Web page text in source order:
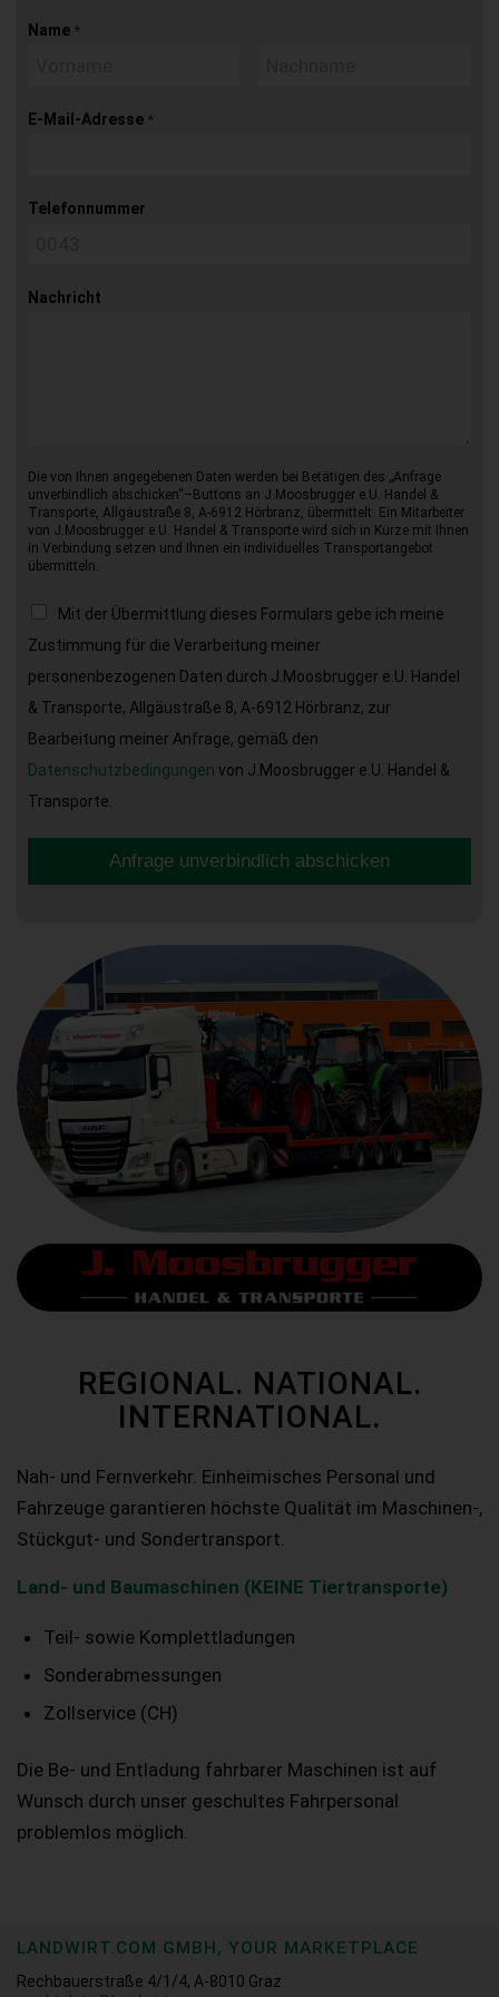
Name *
E-Mail-Adresse *
Telefonnummer
Nachricht
Die von Ihnen angegebenen Daten werden bei Betätigen des „Anfrage
unverbindlich abschicken“–Buttons an J.Moosbrugger e.U. Handel &
Transporte, Allgäustraße 8, A-6912 Hörbranz, übermittelt. Ein Mitarbeiter
von J.Moosbrugger e.U. Handel & Transporte wird sich in Kürze mit Ihnen
in Verbindung setzen und Ihnen ein individuelles Transportangebot
übermitteln.
Mit der Übermittlung dieses Formulars gebe ich meine
Zustimmung für die Verarbeitung meiner
personenbezogenen Daten durch J.Moosbrugger e.U. Handel
& Transporte, Allgäustraße 8, A-6912 Hörbranz, zur
Bearbeitung meiner Anfrage, gemäß den
Datenschutzbedingungen von J.Moosbrugger e.U. Handel &
Transporte.
Anfrage unverbindlich abschicken
REGIONAL. NATIONAL.
INTERNATIONAL.
Nah- und Fernverkehr. Einheimisches Personal und
Fahrzeuge garantieren höchste Qualität im Maschinen-,
Stückgut- und Sondertransport.
Land- und Baumaschinen (KEINE Tiertransporte)
Teil- sowie Komplettladungen
Sonderabmessungen
Zollservice (CH)
Die Be- und Entladung fahrbarer Maschinen ist auf
Wunsch durch unser geschultes Fahrpersonal
problemlos möglich.
LANDWIRT.COM GMBH, YOUR MARKETPLACE
Rechbauerstraße 4/1/4, A-8010 Graz